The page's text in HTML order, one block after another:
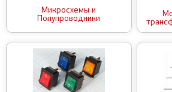
Микросхемы и
Полупроводники